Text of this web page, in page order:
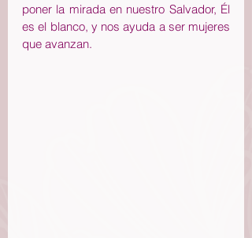
poner la mirada en nuestro Salvador, Él
es el blanco, y nos ayuda a ser mujeres
que avanzan.